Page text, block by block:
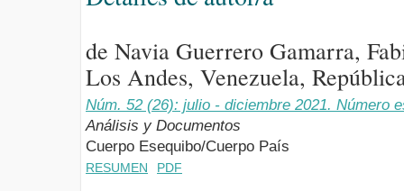
de Navia Guerrero Gamarra,
Los Andes, Venezuela,
Núm. 52 (26): julio - diciembre 2021. Número
Análisis y Documentos
Cuerpo Esequibo/Cuerpo País
RESUMEN PDF